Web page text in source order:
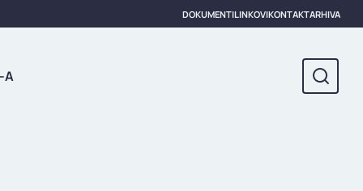
DOKUMENTILINKOVIKONTAKTARHIVA
A